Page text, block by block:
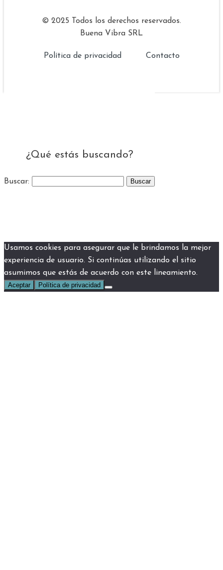
© 2025 Todos los derechos reservados.
Buena Vibra SRL
Política de privacidad Contacto
¿Qué estás buscando?
Buscar:
Usamos cookies para asegurar que le brindamos la mejor
experiencia de usuario. Si continúas utilizando el sitio
asumimos que estás de acuerdo con este lineamiento.
Aceptar Política de privacidad